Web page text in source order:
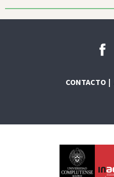
CONTACTO